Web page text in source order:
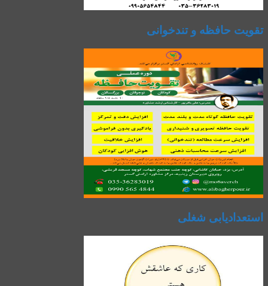
تقویت حافظه و تندخوانی
استعدادیابی شغلی